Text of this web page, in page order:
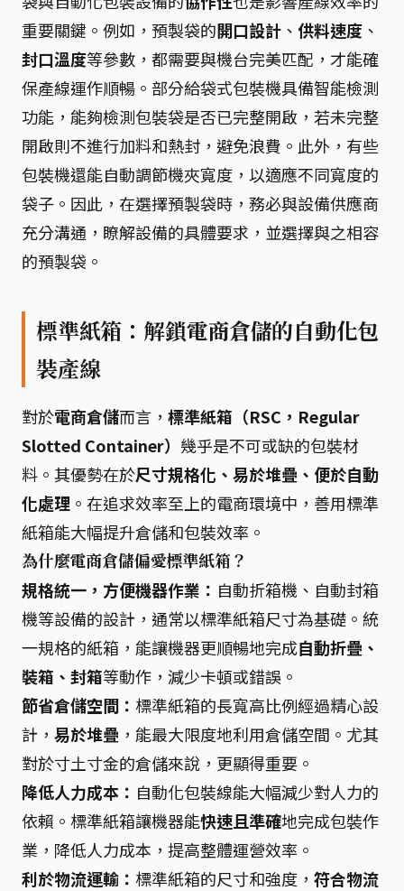
重要關鍵。例如，預製袋的開口設計 、 供料速度 、
封口溫度等參數，都需要與機台完美匹配，才能確
保產線運作順暢。部分給袋式包裝機具備智能檢測
功能，能夠檢測包裝袋是否已完整開啟，若未完整
開啟則不進行加料和熱封，避免浪費。此外，有些
包裝機還能自動調節機夾寬度，以適應不同寬度的
袋子。因此，在選擇預製袋時，務必與設備供應商
充分溝通，瞭解設備的具體要求，並選擇與之相容
的預製袋。
標準紙箱：解鎖電商倉儲的自動化包
裝產線
對於電商倉儲而言， 標準紙箱（RSC，Regular
Slotted Container） 幾乎是不可或缺的包裝材
料。其優勢在於尺寸規格化、易於堆疊、便於自動
化處理 。在追求效率至上的電商環境中，善用標準
紙箱能大幅提升倉儲和包裝效率。
為什麼電商倉儲偏愛標準紙箱？
規格統一，方便機器作業： 自動折箱機、自動封箱
機等設備的設計，通常以標準紙箱尺寸為基礎。統
一規格的紙箱，能讓機器更順暢地完成自動折疊、
裝箱、封箱等動作，減少卡頓或錯誤。
節省倉儲空間： 標準紙箱的長寬高比例經過精心設
計， 易於堆疊 ，能最大限度地利用倉儲空間。尤其
對於寸土寸金的倉儲來說，更顯得重要。
降低人力成本： 自動化包裝線能大幅減少對人力的
依賴。標準紙箱讓機器能快速且準確地完成包裝作
業，降低人力成本，提高整體運營效率。
利於物流運輸： 標準紙箱的尺寸和強度， 符合物流